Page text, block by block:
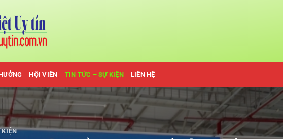
HỘI VIÊN TIN TỨC – SỰ KIỆN LIÊN HỆ